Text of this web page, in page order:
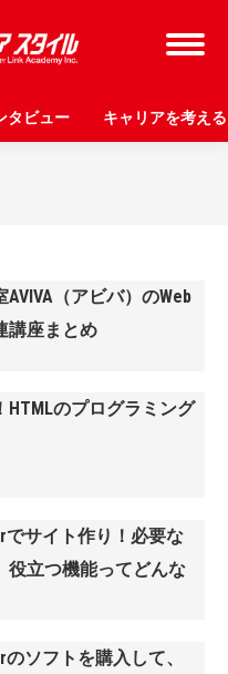
タビュー キャリアを考える
（アビバ）のWeb
講座まとめ
HTMLのプログラミング
でサイト作り！必要な
役立つ機能ってどんな
のソフトを購入して、